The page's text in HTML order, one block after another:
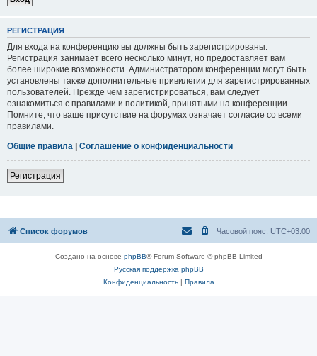
РЕГИСТРАЦИЯ
Для входа на конференцию вы должны быть зарегистрированы.
Регистрация занимает всего несколько минут, но предоставляет вам
более широкие возможности. Администратором конференции могут быть
установлены также дополнительные привилегии для зарегистрированных
пользователей. Прежде чем зарегистрироваться, вам следует
ознакомиться с правилами и политикой, принятыми на конференции.
Помните, что ваше присутствие на форумах означает согласие со всеми
правилами.
Общие правила
Соглашение о конфиденциальности
Регистрация
Список форумов Часовой пояс: UTC+03:00
Создано на основе phpBB® Forum Software © phpBB Limited
Русская поддержка phpBB
Конфиденциальность| Правила